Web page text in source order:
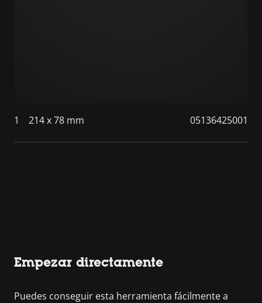
1 214 x 78 mm 05136425001
Empezar directamente
Puedes conseguir esta herramienta fácilmente a